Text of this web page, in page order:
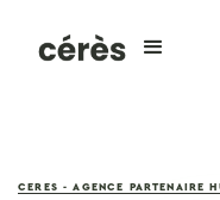
CERES - AGENCE PARTENAIRE